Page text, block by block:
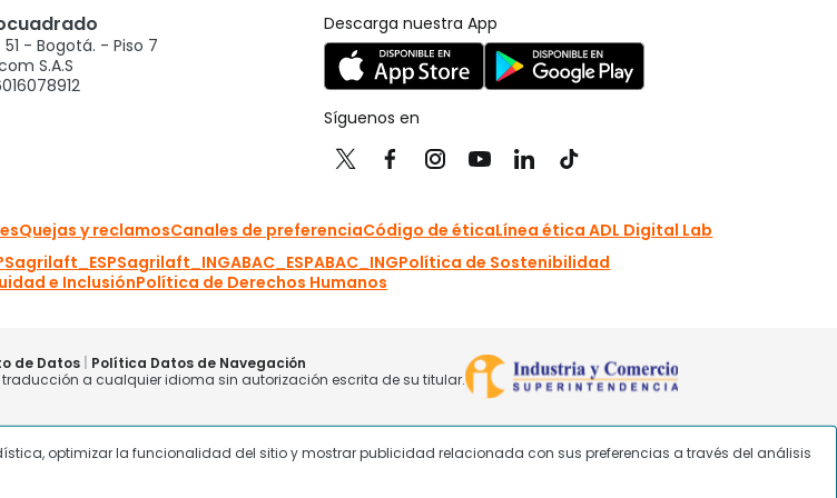
optimizar la funcionalidad del sitio y mostrar publicidad relacionada con sus preferencias a través del análisis